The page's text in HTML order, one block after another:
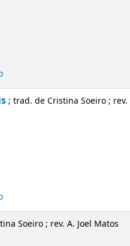
; trad. de Cristina Soeiro ; rev.
Soeiro ; rev. A. Joel Matos